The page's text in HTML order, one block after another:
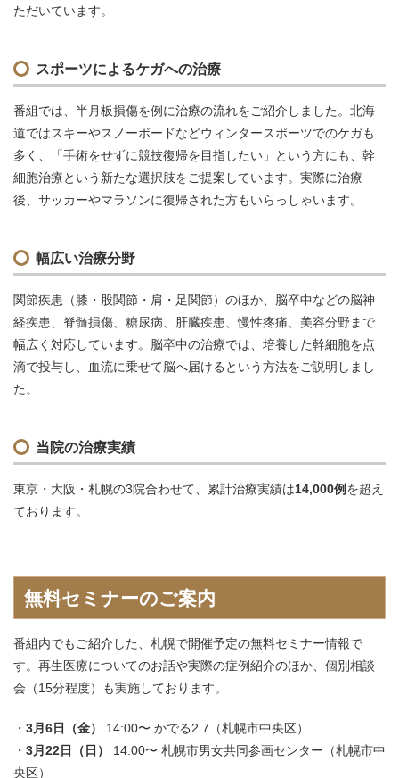
ただいています。
スポーツによるケガへの治療
番組では、半月板損傷を例に治療の流れをご紹介しました。北海
道ではスキーやスノーボードなどウィンタースポーツでのケガも
多く、「手術をせずに競技復帰を目指したい」という方にも、幹
細胞治療という新たな選択肢をご提案しています。実際に治療
後、サッカーやマラソンに復帰された方もいらっしゃいます。
幅広い治療分野
関節疾患（膝・股関節・肩・足関節）のほか、脳卒中などの脳神
経疾患、脊髄損傷、糖尿病、肝臓疾患、慢性疼痛、美容分野まで
幅広く対応しています。脳卒中の治療では、培養した幹細胞を点
滴で投与し、血流に乗せて脳へ届けるという方法をご説明しまし
た。
当院の治療実績
東京・大阪・札幌の3院合わせて、累計治療実績は14,000例を超え
ております。
無料セミナーのご案内
番組内でもご紹介した、札幌で開催予定の無料セミナー情報で
す。再生医療についてのお話や実際の症例紹介のほか、個別相談
会（15分程度）も実施しております。
3月6日（金）
14:00〜 かでる2.7（札幌市中央区）
3月22日（日）
14:00〜 札幌市男女共同参画センター（札幌市中
央区）